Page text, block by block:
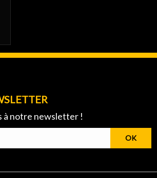
à notre newsletter !
OK